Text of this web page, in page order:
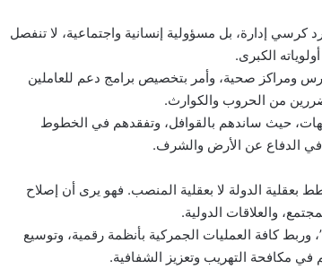
إدارة، بل مسؤولية إنسانية واجتماعية، لا تنفصل
الكبرى.
ومراكز صحية، وأمر بتخصيص برامج دعم للعاملين
من الحروب والكوارث.
حيث ساندهم بالقوافل، وتفقدهم في الخطوط
في الدفاع عن الأرض والشرف.
بعقلية الدولة لا بعقلية المنصب. فهو يرى أن إصلاح
والعلاقات الدولية.
وربط كافة العمليات الجمركية بأنظمة رقمية، وتوسيع
في مكافحة التهريب وتعزيز الشفافية.